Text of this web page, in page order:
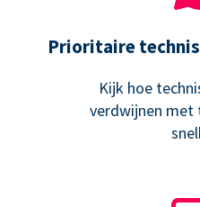
Prioritaire
Kijk hoe
verdwijnen met